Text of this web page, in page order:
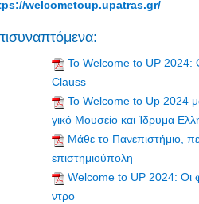
welcometoup.upatras.gr/
Το Welcome to UP 2024:
Clauss
Το Welcome to Up 2024
γικό Μουσείο και Ίδρυμα
Mάθε το Πανεπιστήμιο,
επιστημιούπολη
Welcome to UP 2024: Οι
ντρο